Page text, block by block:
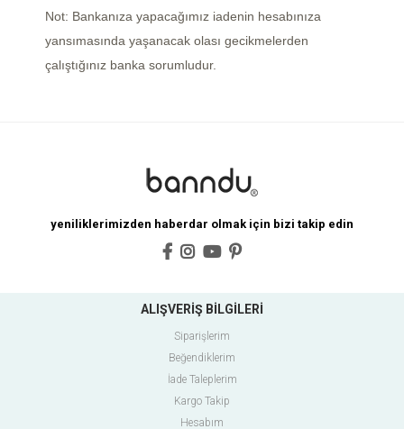
Not: Bankanıza yapacağımız iadenin hesabınıza
yansımasında yaşanacak olası gecikmelerden
çalıştığınız banka sorumludur.
yeniliklerimizden haberdar olmak için bizi takip edin
ALIŞVERİŞ BİLGİLERİ
Siparişlerim
Beğendiklerim
İade Taleplerim
Kargo Takip
Hesabım